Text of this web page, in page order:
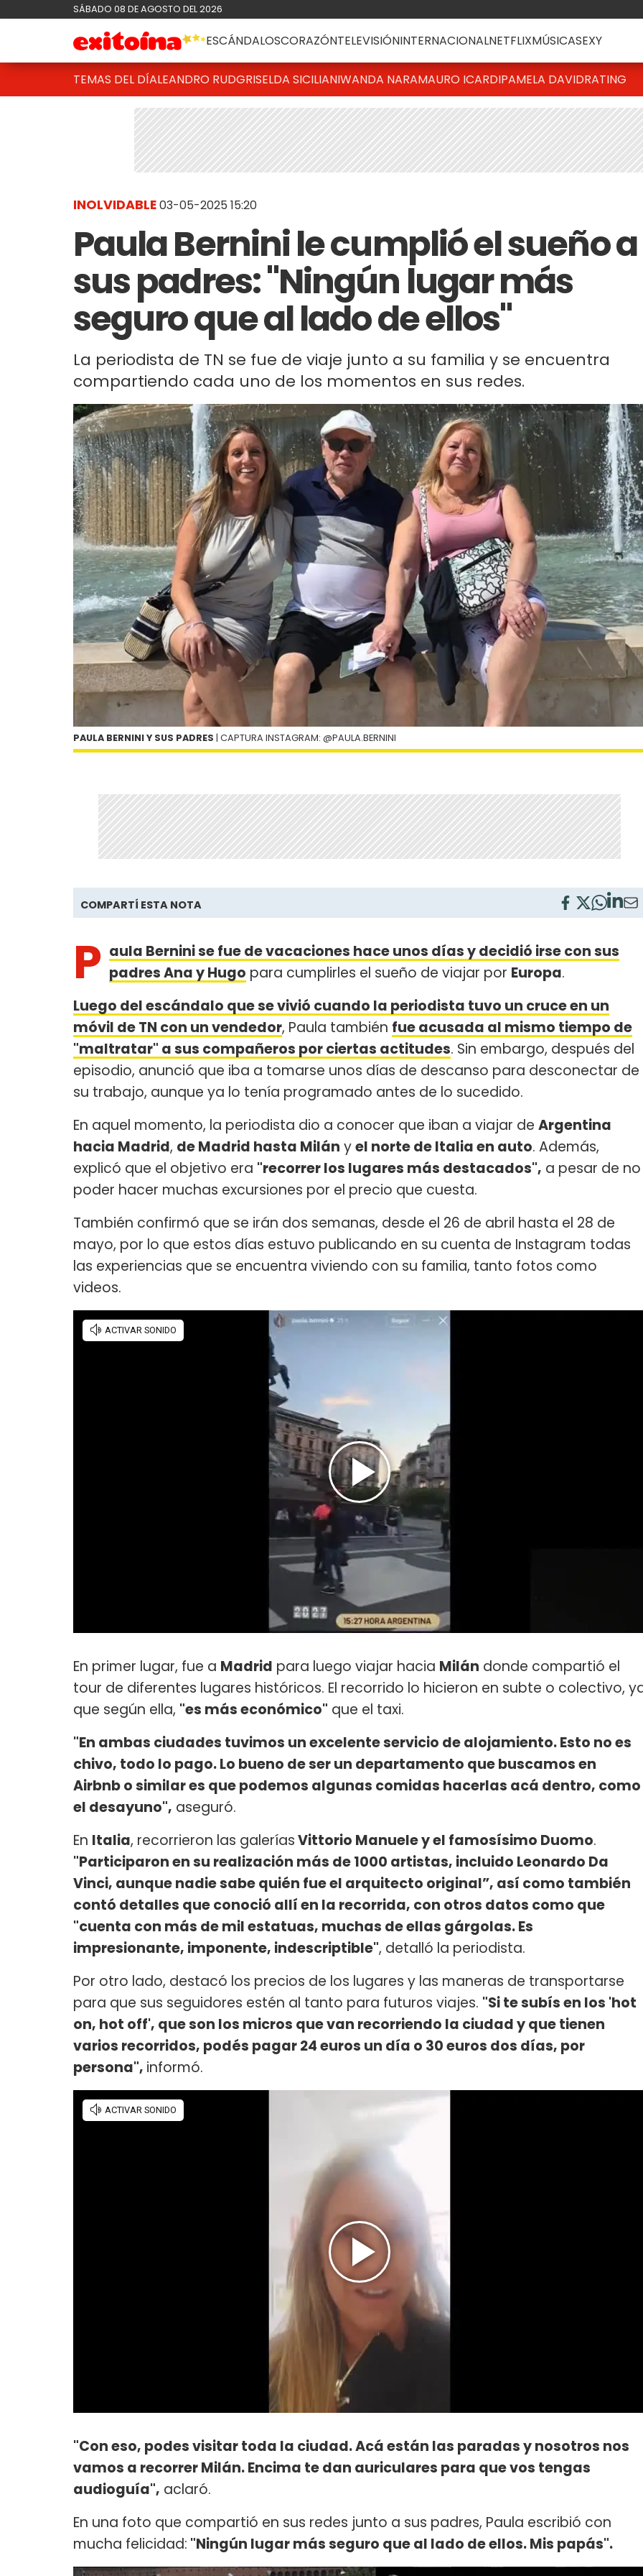
SÁBADO 08 DE AGOSTO DEL 2026
ESCÁNDALOSCORAZÓNTELEVISIÓNINTERNACIONALNETFLIXMÚSICASEXY
TEMAS DEL DÍALEANDRO RUDGRISELDA SICILIANIWANDA NARAMAURO ICARDIPAMELA DAVIDRATING
INOLVIDABLE03-05-2025 15:20
Paula Bernini le cumplió el sueño a
sus padres: "Ningún lugar más
seguro que al lado de ellos"
La periodista de TN se fue de viaje junto a su familia y se encuentra
compartiendo cada uno de los momentos en sus redes.
PAULA BERNINI Y SUS PADRES | CAPTURA INSTAGRAM: @PAULA.BERNINI
COMPARTÍ ESTA NOTA
P aula Bernini se fue de vacaciones hace unos días y decidió irse con sus
padres Ana y Hugo para cumplirles el sueño de viajar por Europa.
Luego del escándalo que se vivió cuando la periodista tuvo un cruce en un
móvil de TN con un vendedor, Paula también fue acusada al mismo tiempo de
"maltratar" a sus compañeros por ciertas actitudes. Sin embargo, después del
episodio, anunció que iba a tomarse unos días de descanso para desconectar de
su trabajo, aunque ya lo tenía programado antes de lo sucedido.
En aquel momento, la periodista dio a conocer que iban a viajar de Argentina
hacia Madrid, de Madrid hasta Milán yel norte de Italia en auto. Además,
explicó que el objetivo era "recorrer los lugares más destacados", a pesar de no
poder hacer muchas excursiones por el precio que cuesta.
También confirmó que se irán dos semanas, desde el 26 de abril hasta el 28 de
mayo, por lo que estos días estuvo publicando en su cuenta de Instagram todas
las experiencias que se encuentra viviendo con su familia, tanto fotos como
videos.
En primer lugar, fue a Madrid para luego viajar hacia Milán donde compartió el
tour de diferentes lugares históricos. El recorrido lo hicieron en subte o colectivo,
que según ella, "es más económico" que el taxi.
"En ambas ciudades tuvimos un excelente servicio de alojamiento. Esto no es
chivo, todo lo pago. Lo bueno de ser un departamento que buscamos en
Airbnb o similar es que podemos algunas comidas hacerlas acá dentro, como
el desayuno", aseguró.
En Italia, recorrieron las galeríasVittorio Manuele y el famosísimo Duomo.
"Participaron en su realización más de 1000 artistas, incluido Leonardo Da
Vinci, aunque nadie sabe quién fue el arquitecto original”, así como también
contó detalles que conoció allí en la recorrida, con otros datos como que
"cuenta con más de mil estatuas, muchas de ellas gárgolas. Es
impresionante, imponente, indescriptible", detalló la periodista.
Por otro lado, destacó los precios de los lugares y las maneras de transportarse
para que sus seguidores estén al tanto para futuros viajes. "Si te subís en los 'hot
on, hot off', que son los micros que van recorriendo la ciudad y que tienen
varios recorridos, podés pagar 24 euros un día o 30 euros dos días, por
persona", informó.
"Con eso, podes visitar toda la ciudad. Acá están las paradas y nosotros nos
vamos a recorrer Milán. Encima te dan auriculares para que vos tengas
audioguía", aclaró.
En una foto que compartió en sus redes junto a sus padres, Paula escribió con
mucha felicidad: "Ningún lugar más seguro que al lado de ellos. Mis papás".